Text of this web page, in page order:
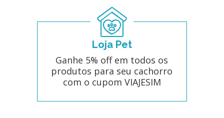
Loja Pet
Ganhe 5% off em todos os
produtos para seu cachorro
com o cupom VIAJESIM